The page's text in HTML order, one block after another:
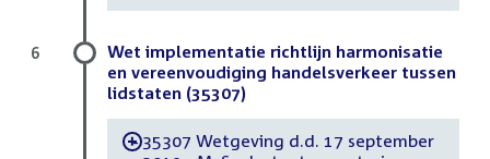
Wet implementatie richtlijn harmonisatie
en vereenvoudiging handelsverkeer tussen
lidstaten (35307)
-35307 Wetgeving d.d. 17 september
6